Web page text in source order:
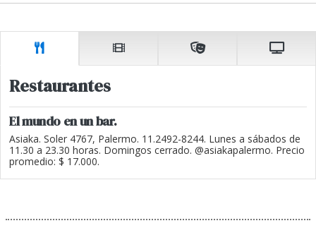
Restaurantes
El mundo en un bar.
Asiaka. Soler 4767, Palermo. 11.2492-8244. Lunes a sábados de
11.30 a 23.30 horas. Domingos cerrado. @asiakapalermo. Precio
promedio: $ 17.000.